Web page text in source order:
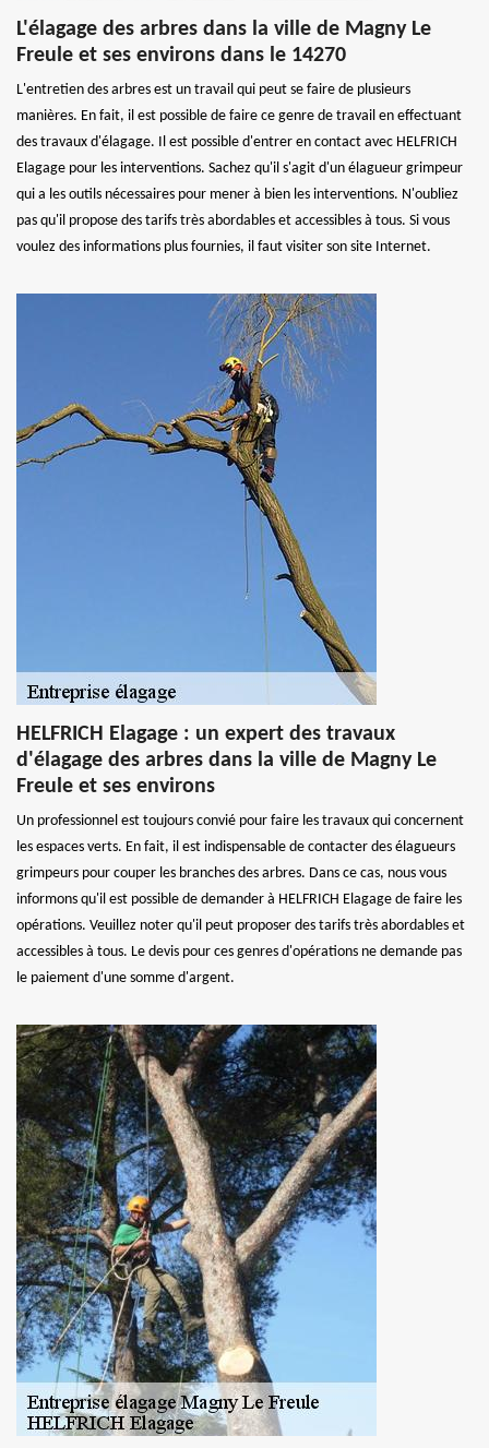
L'élagage des arbres dans la ville de Magny Le
Freule et ses environs dans le 14270
L'entretien des arbres est un travail qui peut se faire de plusieurs
manières. En fait, il est possible de faire ce genre de travail en effectuant
des travaux d'élagage. Il est possible d'entrer en contact avec HELFRICH
Elagage pour les interventions. Sachez qu'il s'agit d'un élagueur grimpeur
qui a les outils nécessaires pour mener à bien les interventions. N'oubliez
pas qu'il propose des tarifs très abordables et accessibles à tous. Si vous
voulez des informations plus fournies, il faut visiter son site Internet.
HELFRICH Elagage : un expert des travaux
d'élagage des arbres dans la ville de Magny Le
Freule et ses environs
Un professionnel est toujours convié pour faire les travaux qui concernent
les espaces verts. En fait, il est indispensable de contacter des élagueurs
grimpeurs pour couper les branches des arbres. Dans ce cas, nous vous
informons qu'il est possible de demander à HELFRICH Elagage de faire les
opérations. Veuillez noter qu'il peut proposer des tarifs très abordables et
accessibles à tous. Le devis pour ces genres d'opérations ne demande pas
le paiement d'une somme d'argent.